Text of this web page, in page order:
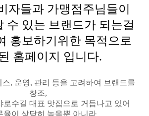
자들과 가맹점주님들이
수 있는 브랜드가 되는걸
홍보하기위한 목적으로
홈페이지 입니다.
, 운영, 관리 등을 고려하여 브랜드를
창조,
로수길 대표 맛집으로 거듭나고 있어
율이 상당히 높을뿐 아니라